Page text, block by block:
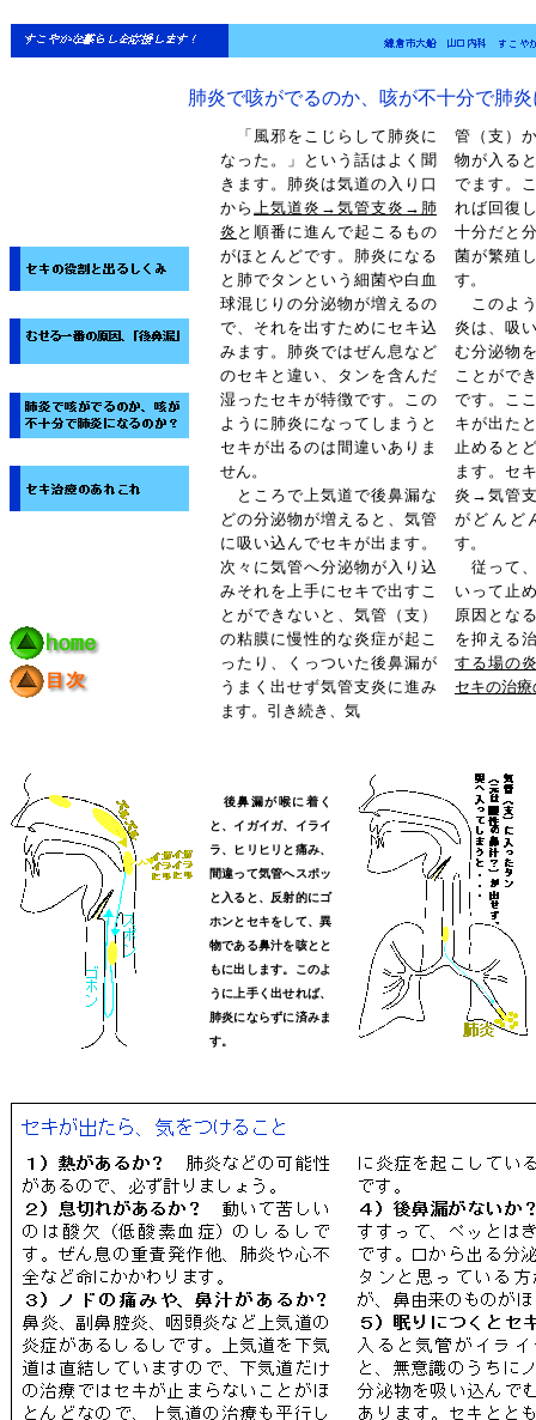
肺炎で咳がでるのか、咳が不十分で肺
「風邪をこじらして肺炎に
なった。」という話はよく聞
きます。肺炎は気道の入り口
から 上気道炎→気管支炎→肺
炎 と順番に進んで起こるもの
がほとんどです。肺炎になる
と肺でタンという細菌や白血
球混じりの分泌物が増えるの
で、それを出すためにセキ込
みます。肺炎ではぜん息など
のセキと違い、タンを含んだ
湿ったセキが特徴です。この
ように肺炎になってしまうと
セキが出るのは間違いありま
せん。
ところで上気道で後鼻漏な
どの分泌物が増えると、気管
に吸い込んでセキが出ます。
次々に気管へ分泌物が入り込
みそれを上手にセキで出すこ
とができないと、気管（支）
の粘膜に慢性的な炎症が起こ
ったり、くっついた後鼻漏が
うまく出せず気管支炎に進み
ます。引き続き、気
管（支）
物が入る
でます。
れば回復
十分だと
菌が繁殖
す。
このよ
炎は、吸
む分泌物
ことがで
です。こ
キが出た
止めると
ます。セ
炎→気管
がどんど
す。
従って
いって止
原因とな
を抑える
する場の
セキの治
後鼻漏が喉に着く
と、イガイガ、イライ
ラ、ヒリヒリと痛み、
間違って気管へスポッ
と入ると、反射的にゴ
ホンとセキをして、異
物である鼻汁を咳とと
もに出します。このよ
うに上手く出せれば、
肺炎にならずに済みま
す。